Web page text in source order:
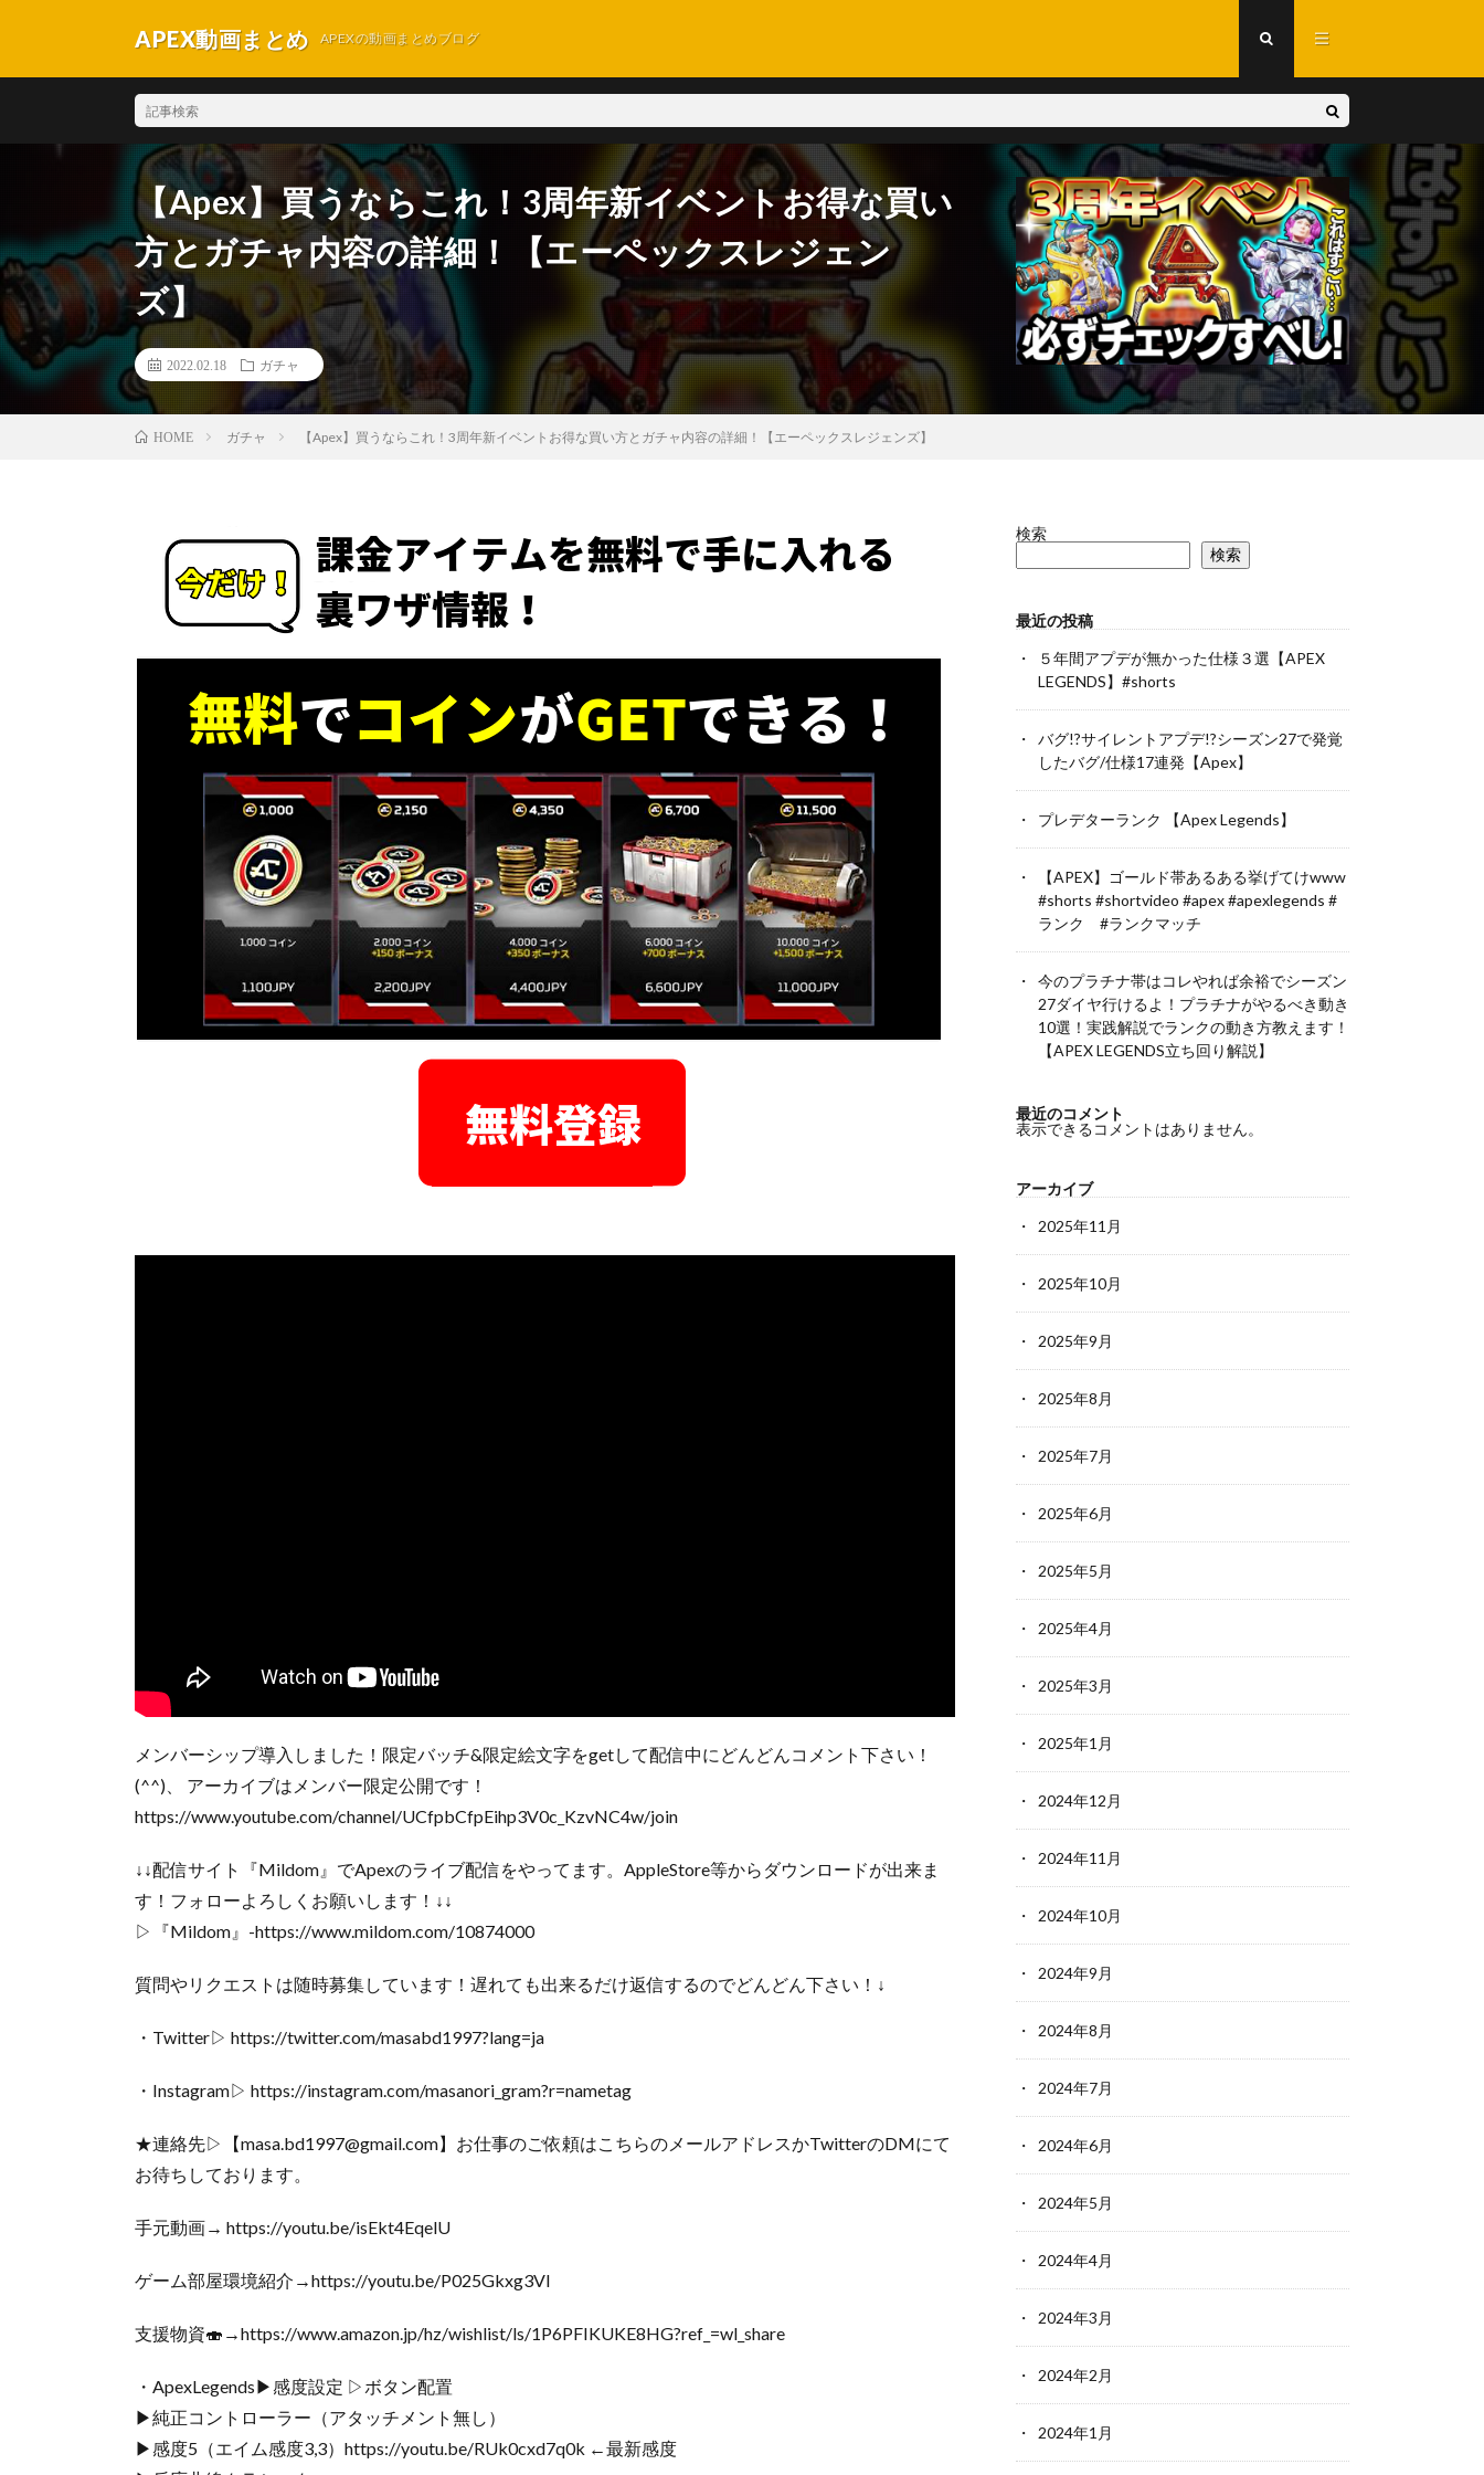
APEX動画まとめ APEXの動画まとめブログ
【Apex】買うならこれ！3周年新イベントお得な買い
方とガチャ内容の詳細！【エーペックスレジェン
ズ】
2022.02.18 ガチャ
HOME ガチャ 【Apex】買うならこれ！3周年新イベントお得な買い方とガチャ内容の詳細！【エーペックスレジェンズ】
メンバーシップ導入しました！限定バッチ&限定絵文字をgetして配信中にどんどんコメント下さい！
(^^)、 アーカイブはメンバー限定公開です！
https://www.youtube.com/channel/UCfpbCfpEihp3V0c_KzvNC4w/join
↓↓配信サイト『Mildom』でApexのライブ配信をやってます。AppleStore等からダウンロードが出来ま
す！フォローよろしくお願いします！↓↓
▷『Mildom』-https://www.mildom.com/10874000
質問やリクエストは随時募集しています！遅れても出来るだけ返信するのでどんどん下さい！↓
・Twitter▷ https://twitter.com/masabd1997?lang=ja
・Instagram▷ https://instagram.com/masanori_gram?r=nametag
★連絡先▷【masa.bd1997@gmail.com】お仕事のご依頼はこちらのメールアドレスかTwitterのDMにて
お待ちしております。
手元動画→ https://youtu.be/isEkt4EqelU
ゲーム部屋環境紹介→https://youtu.be/P025Gkxg3VI
支援物資🍣→https://www.amazon.jp/hz/wishlist/ls/1P6PFIKUKE8HG?ref_=wl_share
・ApexLegends▶︎感度設定 ▷ボタン配置
▶︎純正コントローラー（アタッチメント無し）
▶︎感度5（エイム感度3,3）https://youtu.be/RUk0cxd7q0k ←最新感度
検索
検索
最近の投稿
５年間アプデが無かった仕様３選【APEX
LEGENDS】#shorts
バグ!?サイレントアプデ!?シーズン27で発覚
したバグ/仕様17連発【Apex】
プレデターランク 【Apex Legends】
【APEX】ゴールド帯あるある挙げてけwww
#shorts #shortvideo #apex #apexlegends #
ランク #ランクマッチ
今のプラチナ帯はコレやれば余裕でシーズン
27ダイヤ行けるよ！プラチナがやるべき動き
10選！実践解説でランクの動き方教えます！
【APEX LEGENDS立ち回り解説】
最近のコメント
表示できるコメントはありません。
アーカイブ
2025年11月
2025年10月
2025年9月
2025年8月
2025年7月
2025年6月
2025年5月
2025年4月
2025年3月
2025年1月
2024年12月
2024年11月
2024年10月
2024年9月
2024年8月
2024年7月
2024年6月
2024年5月
2024年4月
2024年3月
2024年2月
2024年1月